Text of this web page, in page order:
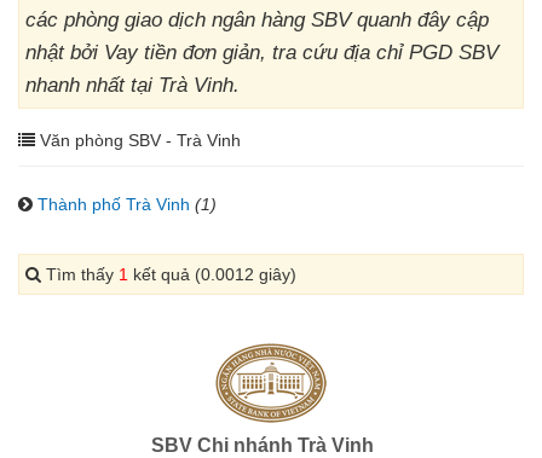
các phòng giao dịch ngân hàng SBV quanh đây cập
nhật bởi Vay tiền đơn giản, tra cứu địa chỉ PGD SBV
nhanh nhất tại Trà Vinh.
Văn phòng SBV - Trà Vinh
Thành phố Trà Vinh (1)
Tìm thấy 1 kết quả (0.0012 giây)
SBV Chi nhánh Trà Vinh